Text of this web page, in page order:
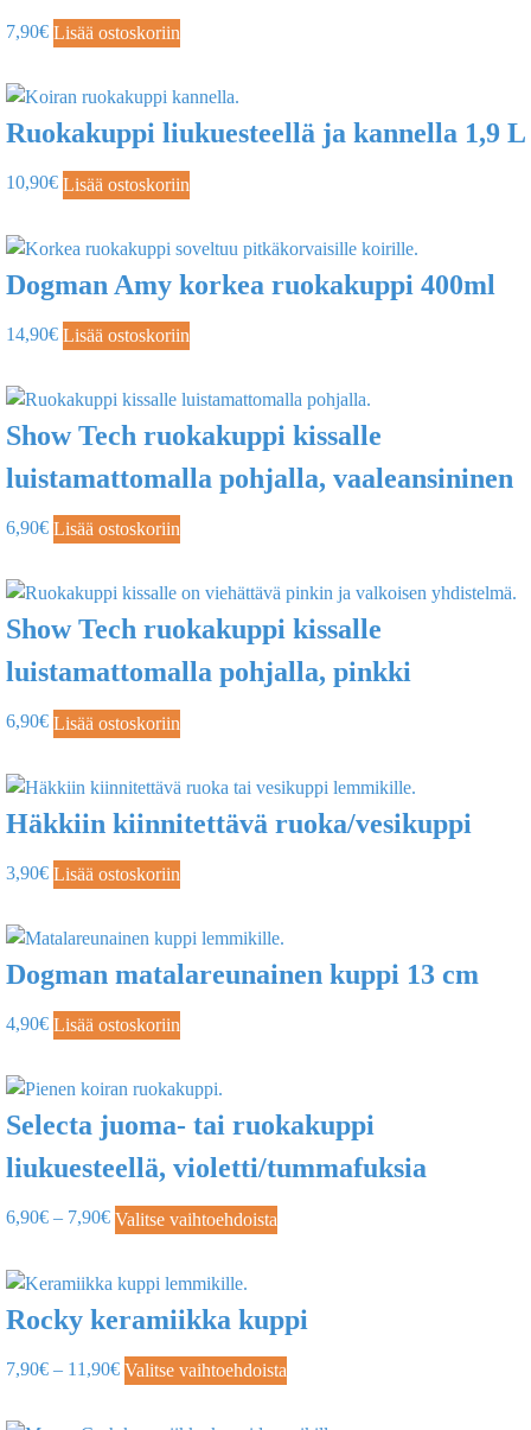
7,90€ Lisää ostoskoriin
Ruokakuppi liukuesteellä ja kannella 1,9 L
10,90€ Lisää ostoskoriin
Dogman Amy korkea ruokakuppi 400ml
14,90€ Lisää ostoskoriin
Show Tech ruokakuppi kissalle
luistamattomalla pohjalla, vaaleansininen
6,90€ Lisää ostoskoriin
Show Tech ruokakuppi kissalle
luistamattomalla pohjalla, pinkki
6,90€ Lisää ostoskoriin
Häkkiin kiinnitettävä ruoka/vesikuppi
3,90€ Lisää ostoskoriin
Dogman matalareunainen kuppi 13 cm
4,90€ Lisää ostoskoriin
Selecta juoma- tai ruokakuppi
liukuesteellä, violetti/tummafuksia
6,90€ – 7,90€ Valitse vaihtoehdoista
Rocky keramiikka kuppi
7,90€ – 11,90€ Valitse vaihtoehdoista